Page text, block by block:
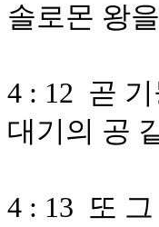
솔로몬 왕
4 : 12 곧
대기의 공
4 : 13 또